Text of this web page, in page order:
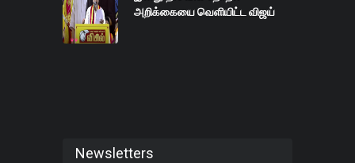
அறிக்கையை வெளியிட்ட விஜய்
Newsletters